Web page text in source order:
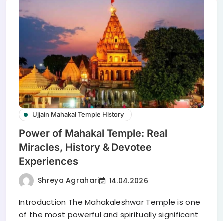
Ujjain Mahakal Temple History
Power of Mahakal Temple: Real
Miracles, History & Devotee
Experiences
Shreya Agrahari 14.04.2026
Introduction The Mahakaleshwar Temple is one
of the most powerful and spiritually significant